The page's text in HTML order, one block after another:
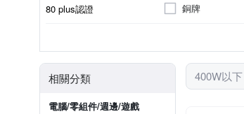
品牌名稱
80 plus認證 銅牌
相關分類
電腦/零組件/週邊/遊戲
400W以